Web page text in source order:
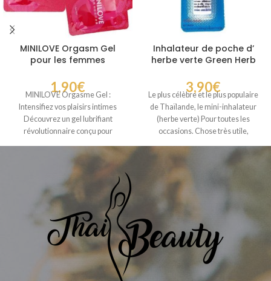
MINILOVE Orgasm Gel
pour les femmes
1,90€
MINILOVE Orgasme Gel :
Intensifiez vos plaisirs intimes
Découvrez un gel lubrifiant
révolutionnaire conçu pour
féminine et
Inhalateur de poche d’
herbe verte Green Herb
3,90€
Le plus célèbre et le plus populaire
de Thaïlande, le mini-inhalateur
(herbe verte) Pour toutes les
occasions. Chose très utile,